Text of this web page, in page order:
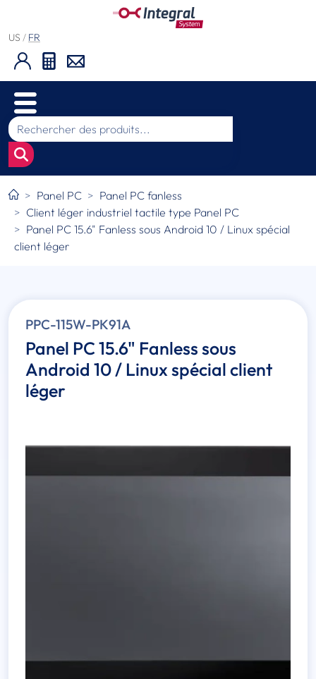
US / FR
Panel PC
Panel PC fanless
Client léger industriel tactile type Panel PC
Panel PC 15.6" Fanless sous Android 10 / Linux spécial
client léger
PPC-115W-PK91A
Panel PC 15.6" Fanless sous
Android 10 / Linux spécial client
léger